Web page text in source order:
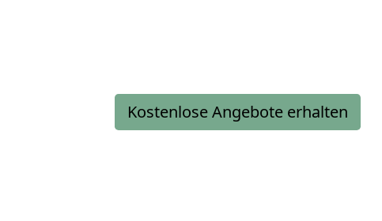
Kostenlose Angebote erhalten